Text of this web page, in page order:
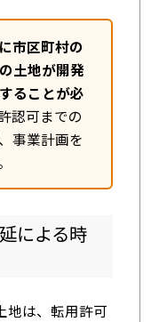
市区町村の
土地が開発
ることが必
認可までの
事業計画を
による時
地は、転用許可